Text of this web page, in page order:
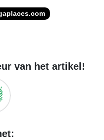
van het artikel!